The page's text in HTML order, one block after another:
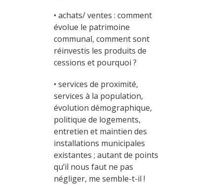
• achats/ ventes : comment
évolue le patrimoine
communal, comment sont
réinvestis les produits de
cessions et pourquoi ?
• services de proximité,
services à la population,
évolution démographique,
politique de logements,
entretien et maintien des
installations municipales
existantes ; autant de points
qu’il nous faut ne pas
négliger, me semble-t-il !